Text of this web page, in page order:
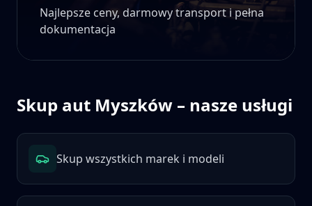
Najlepsze ceny, darmowy transport i pełna
dokumentacja
Skup aut Myszków – nasze usługi
Skup wszystkich marek i modeli